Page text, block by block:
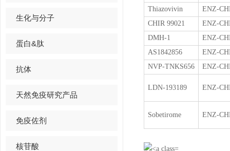
生化与分子
蛋白&肽
抗体
天然免疫研究产品
免疫佐剂
核苷酸
Thiazovivin
ENZ-
CHIR 99021
ENZ-
DMH-1
ENZ-
AS1842856
ENZ-
NVP-TNKS656
ENZ-
LDN-193189 ENZ-
Sobetirome ENZ-